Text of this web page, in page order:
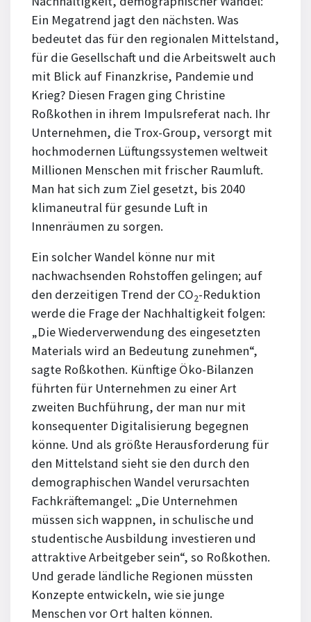
Ein Megatrend jagt den nächsten. Was
bedeutet das für den regionalen Mittelstand,
für die Gesellschaft und die Arbeitswelt auch
mit Blick auf Finanzkrise, Pandemie und
Krieg? Diesen Fragen ging Christine
Roßkothen in ihrem Impulsreferat nach. Ihr
Unternehmen, die Trox-Group, versorgt mit
hochmodernen Lüftungssystemen weltweit
Millionen Menschen mit frischer Raumluft.
Man hat sich zum Ziel gesetzt, bis 2040
klimaneutral für gesunde Luft in
Innenräumen zu sorgen.
Ein solcher Wandel könne nur mit
nachwachsenden Rohstoffen gelingen; auf
den derzeitigen Trend der CO2-Reduktion
werde die Frage der Nachhaltigkeit folgen:
„Die Wiederverwendung des eingesetzten
Materials wird an Bedeutung zunehmen“,
sagte Roßkothen. Künftige Öko-Bilanzen
führten für Unternehmen zu einer Art
zweiten Buchführung, der man nur mit
konsequenter Digitalisierung begegnen
könne. Und als größte Herausforderung für
den Mittelstand sieht sie den durch den
demographischen Wandel verursachten
Fachkräftemangel: „Die Unternehmen
müssen sich wappnen, in schulische und
studentische Ausbildung investieren und
attraktive Arbeitgeber sein“, so Roßkothen.
Und gerade ländliche Regionen müssten
Konzepte entwickeln, wie sie junge
Menschen vor Ort halten können.